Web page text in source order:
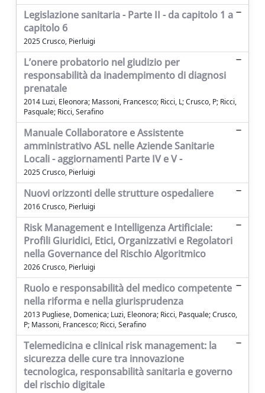
Legislazione sanitaria - Parte II - da capitolo 1 a
capitolo 6
2025 Crusco, Pierluigi
L’onere probatorio nel giudizio per
responsabilità da inadempimento di diagnosi
prenatale
2014 Luzi, Eleonora; Massoni, Francesco; Ricci, L; Crusco, P; Ricci,
Pasquale; Ricci, Serafino
Manuale Collaboratore e Assistente
amministrativo ASL nelle Aziende Sanitarie
Locali - aggiornamenti Parte IV e V -
2025 Crusco, Pierluigi
Nuovi orizzonti delle strutture ospedaliere
2016 Crusco, Pierluigi
Risk Management e Intelligenza Artificiale:
Profili Giuridici, Etici, Organizzativi e Regolatori
nella Governance del Rischio Algoritmico
2026 Crusco, Pierluigi
Ruolo e responsabilità del medico competente
nella riforma e nella giurisprudenza
2013 Pugliese, Domenica; Luzi, Eleonora; Ricci, Pasquale; Crusco,
P; Massoni, Francesco; Ricci, Serafino
Telemedicina e clinical risk management: la
sicurezza delle cure tra innovazione
tecnologica, responsabilità sanitaria e governo
del rischio digitale